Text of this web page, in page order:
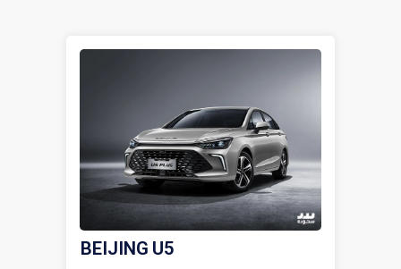
BEIJING U5